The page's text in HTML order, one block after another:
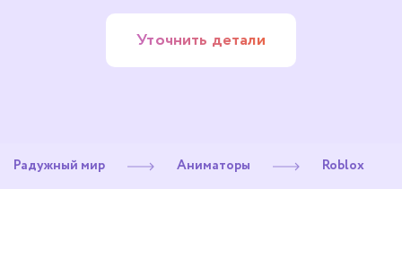
Уточнить детали
Радужный мир Аниматоры Roblox